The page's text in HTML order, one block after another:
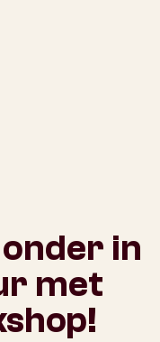
in
met